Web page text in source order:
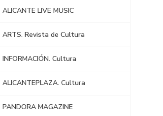
ALICANTE LIVE MUSIC
ARTS. Revista de Cultura
INFORMACIÓN. Cultura
ALICANTEPLAZA. Cultura
PANDORA MAGAZINE